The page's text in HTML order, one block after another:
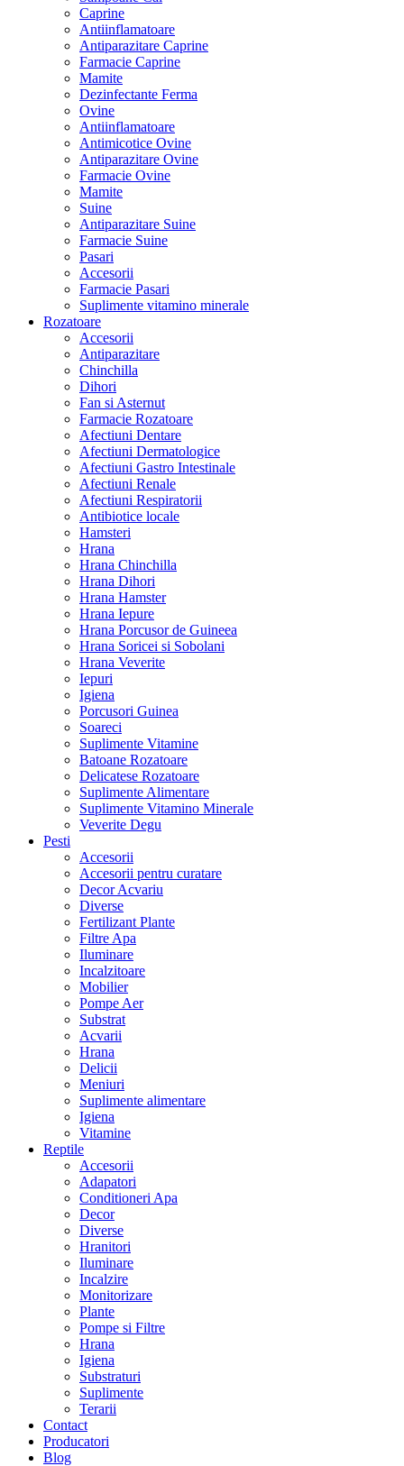
Caprine
Antiinflamatoare
Antiparazitare Caprine
Farmacie Caprine
Mamite
Dezinfectante Ferma
Ovine
Antiinflamatoare
Antimicotice Ovine
Antiparazitare Ovine
Farmacie Ovine
Mamite
Suine
Antiparazitare Suine
Farmacie Suine
Pasari
Accesorii
Farmacie Pasari
Suplimente vitamino minerale
Rozatoare
Accesorii
Antiparazitare
Chinchilla
Dihori
Fan si Asternut
Farmacie Rozatoare
Afectiuni Dentare
Afectiuni Dermatologice
Afectiuni Gastro Intestinale
Afectiuni Renale
Afectiuni Respiratorii
Antibiotice locale
Hamsteri
Hrana
Hrana Chinchilla
Hrana Dihori
Hrana Hamster
Hrana Iepure
Hrana Porcusor de Guineea
Hrana Soricei si Sobolani
Hrana Veverite
Iepuri
Igiena
Porcusori Guinea
Soareci
Suplimente Vitamine
Batoane Rozatoare
Delicatese Rozatoare
Suplimente Alimentare
Suplimente Vitamino Minerale
Veverite Degu
Pesti
Accesorii
Accesorii pentru curatare
Decor Acvariu
Diverse
Fertilizant Plante
Filtre Apa
Iluminare
Incalzitoare
Mobilier
Pompe Aer
Substrat
Acvarii
Hrana
Delicii
Meniuri
Suplimente alimentare
Igiena
Vitamine
Reptile
Accesorii
Adapatori
Conditioneri Apa
Decor
Diverse
Hranitori
Iluminare
Incalzire
Monitorizare
Plante
Pompe si Filtre
Hrana
Igiena
Substraturi
Suplimente
Terarii
Contact
Producatori
Blog